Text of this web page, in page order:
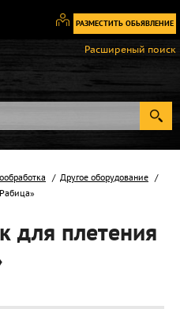
РАЗМЕСТИТЬ ОБЬЯВЛЕНИЕ
Вход
Регистрация
Расширеный поиск
Другое оборудование
для плетения